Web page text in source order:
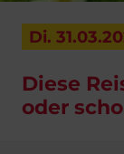
Di.
Diese
oder